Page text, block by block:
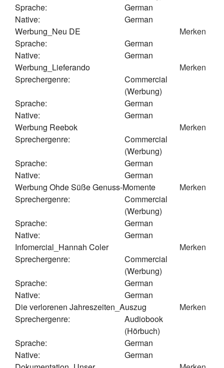
Sprache:
German
Native:
German
Werbung_Neu DE
Sprache:
German
Native:
German
Merken
Werbung_Lieferando
Sprechergenre:
Commercial
(Werbung)
Sprache:
German
Native:
German
Merken
Werbung Reebok
Sprechergenre:
Commercial
(Werbung)
Sprache:
German
Native:
German
Merken
Werbung Ohde Süße Genuss-Momente
Sprechergenre:
Commercial
(Werbung)
Sprache:
German
Native:
German
Merken
Infomercial_Hannah Coler
Sprechergenre:
Commercial
(Werbung)
Sprache:
German
Native:
German
Merken
Die verlorenen Jahreszeiten_Auszug
Sprechergenre:
Audiobook
(Hörbuch)
Sprache:
German
Native:
German
Merken